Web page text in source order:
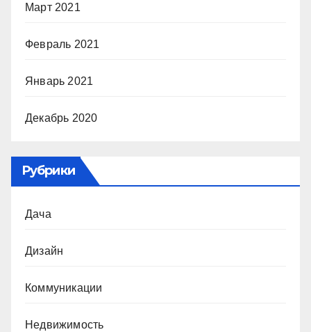
Март 2021
Февраль 2021
Январь 2021
Декабрь 2020
Рубрики
Дача
Дизайн
Коммуникации
Недвижимость